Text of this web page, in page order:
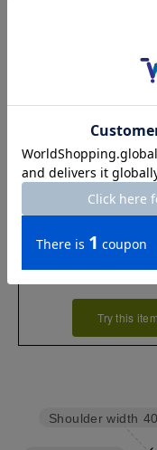
※この商品の着丈は首
チャット相談をす
Check the
Try this
Shoulder width